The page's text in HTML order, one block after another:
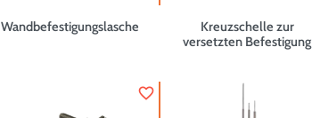
Wandbefestigungslasche
Kreuzschelle zur
versetzten Befestigung
favorite_border